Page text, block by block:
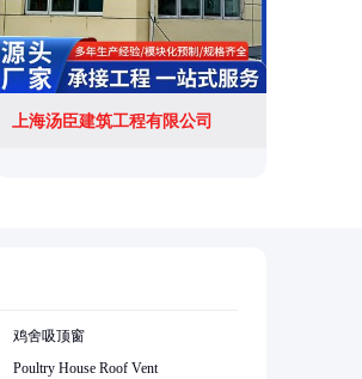
上海汤臣建筑工程有限公司
鸡舍吸顶窗
Poultry House Roof Vent